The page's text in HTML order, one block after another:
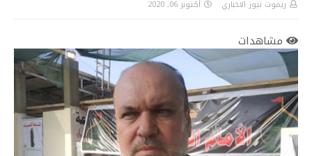
ريموت نيوز الاخباري أكتوبر 06, 2020
مشاهدات